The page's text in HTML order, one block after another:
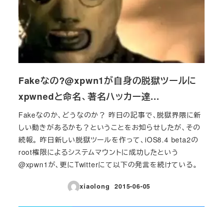
Fakeなの?@xpwn1が自身の脱獄ツールに
xpwnedと命名、著名ハッカー達…
Fakeなのか、どうなのか？ 昨日の記事で、脱獄界隈に新
しい動きがあるかも？ということをお知らせしたが、その
続報。 昨日新しい脱獄ツールを作って、iOS8.4 beta2の
root権限によるシステムマウントに成功したという
@xpwn1が、更にTwitterにて以下の発言を続けている。
xiaolong
投稿日
2015-06-05